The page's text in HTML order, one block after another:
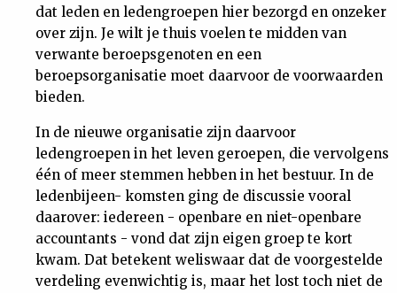
dat leden en ledengroepen hier bezorgd en onzeker
over zijn. Je wilt je thuis voelen te midden van
verwante beroepsgenoten en een
beroepsorganisatie moet daarvoor de voorwaarden
bieden.
In de nieuwe organisatie zijn daarvoor
ledengroepen in het leven geroepen, die vervolgens
één of meer stemmen hebben in het bestuur. In de
ledenbijeen- komsten ging de discussie vooral
daarover: iedereen - openbare en niet-openbare
accountants - vond dat zijn eigen groep te kort
kwam. Dat betekent weliswaar dat de voorgestelde
verdeling evenwichtig is, maar het lost toch niet de